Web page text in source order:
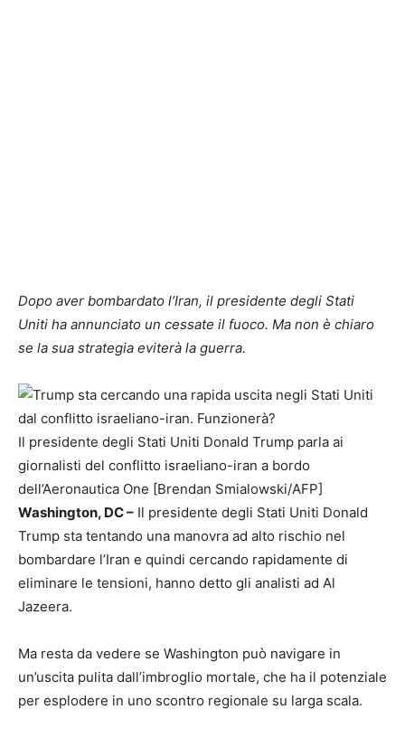
Dopo aver bombardato l’Iran, il presidente degli Stati
Uniti ha annunciato un cessate il fuoco. Ma non è chiaro
se la sua strategia eviterà la guerra.
Il presidente degli Stati Uniti Donald Trump parla ai
giornalisti del conflitto israeliano-iran a bordo
dell’Aeronautica One [Brendan Smialowski/AFP]
Washington, DC – Il presidente degli Stati Uniti Donald
Trump sta tentando una manovra ad alto rischio nel
bombardare l’Iran e quindi cercando rapidamente di
eliminare le tensioni, hanno detto gli analisti ad Al
Jazeera.
Ma resta da vedere se Washington può navigare in
un’uscita pulita dall’imbroglio mortale, che ha il potenziale
per esplodere in uno scontro regionale su larga scala.